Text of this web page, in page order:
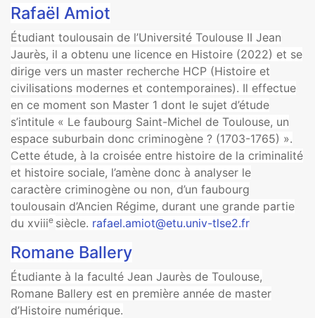
Rafaël Amiot
Étudiant toulousain de l’Université Toulouse II Jean
Jaurès, il a obtenu une licence en Histoire (2022) et se
dirige vers un master recherche HCP (Histoire et
civilisations modernes et contemporaines). Il effectue
en ce moment son Master 1 dont le sujet d’étude
s’intitule « Le faubourg Saint-Michel de Toulouse, un
espace suburbain donc criminogène ? (1703-1765) ».
Cette étude, à la croisée entre histoire de la criminalité
et histoire sociale, l’amène donc à analyser le
caractère criminogène ou non, d’un faubourg
toulousain d’Ancien Régime, durant une grande partie
du xviiie siècle. rafael.amiot@etu.univ-tlse2.fr
Romane Ballery
Étudiante à la faculté Jean Jaurès de Toulouse,
Romane Ballery est en première année de master
d’Histoire numérique.